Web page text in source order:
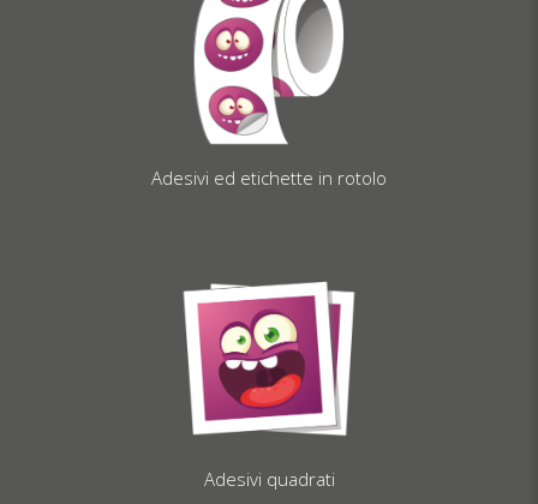
Adesivi ed etichette in rotolo
Adesivi quadrati